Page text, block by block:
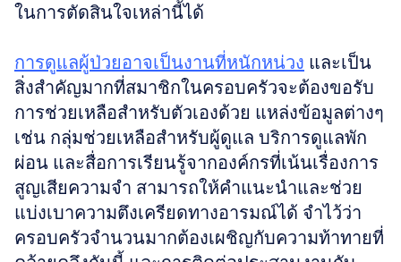
ในการตัดสินใจเหล่านี้ได้
การดูแลผู้ป่วยอาจเป็นงานที่หนักหน่วง และเป็น
สิ่งสำคัญมากที่สมาชิกในครอบครัวจะต้องขอรับ
การช่วยเหลือสำหรับตัวเองด้วย แหล่งข้อมูลต่างๆ
เช่น กลุ่มช่วยเหลือสำหรับผู้ดูแล บริการดูแลพัก
ผ่อน และสื่อการเรียนรู้จากองค์กรที่เน้นเรื่องการ
สูญเสียความจำ สามารถให้คำแนะนำและช่วย
แบ่งเบาความตึงเครียดทางอารมณ์ได้ จำไว้ว่า
ครอบครัวจำนวนมากต้องเผชิญกับความท้าทายที่